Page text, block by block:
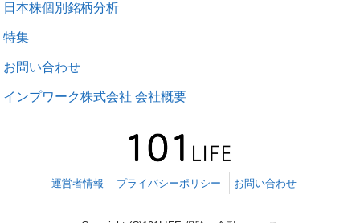
日本株個別銘柄分析
特集
お問い合わせ
インプワーク株式会社 会社概要
運営者情報 プライバシーポリシー お問い合わせ